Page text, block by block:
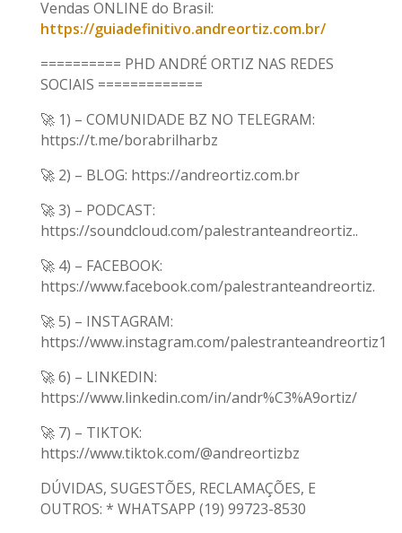
Vendas ONLINE do Brasil:
https://guiadefinitivo.andreortiz.com.br/
========== PHD ANDRÉ ORTIZ NAS REDES
SOCIAIS =============
🚀 1) – COMUNIDADE BZ NO TELEGRAM:
https://t.me/borabrilharbz
🚀 2) – BLOG: https://andreortiz.com.br
🚀 3) – PODCAST:
https://soundcloud.com/palestranteandreortiz..
🚀 4) – FACEBOOK:
https://www.facebook.com/palestranteandreortiz.
🚀 5) – INSTAGRAM:
https://www.instagram.com/palestranteandreortiz1
🚀 6) – LINKEDIN:
https://www.linkedin.com/in/andr%C3%A9ortiz/
🚀 7) – TIKTOK:
https://www.tiktok.com/@andreortizbz
DÚVIDAS, SUGESTÕES, RECLAMAÇÕES, E
OUTROS: * WHATSAPP (19) 99723-8530